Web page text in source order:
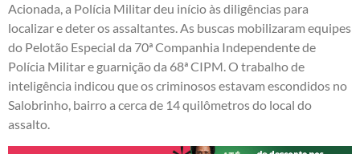
Acionada, a Polícia Militar deu início às diligências para
localizar e deter os assaltantes. As buscas mobilizaram equipes
do Pelotão Especial da 70ª Companhia Independente de
Polícia Militar e guarnição da 68ª CIPM. O trabalho de
inteligência indicou que os criminosos estavam escondidos no
Salobrinho, bairro a cerca de 14 quilômetros do local do
assalto.